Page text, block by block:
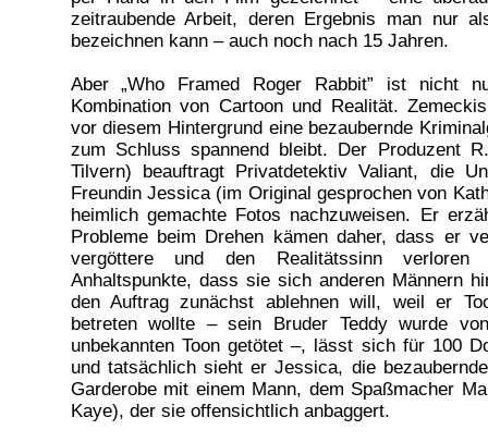
zeitraubende Arbeit, deren Ergebnis man nur
bezeichnen kann – auch noch nach 15 Jahren.
Aber „Who Framed Roger Rabbit” ist nicht
Kombination von Cartoon und Realität.
vor diesem Hintergrund eine bezaubernde
zum Schluss spannend bleibt. Der Produzent
Tilvern) beauftragt Privatdetektiv Valiant, die
Freundin Jessica (im Original gesprochen von
heimlich gemachte Fotos nachzuweisen. Er
Probleme beim Drehen kämen daher, dass er
vergöttere und den Realitätssinn
Anhaltspunkte, dass sie sich anderen Männern
den Auftrag zunächst ablehnen will, weil er
betreten wollte – sein Bruder Teddy wurde
unbekannten Toon getötet –, lässt sich für 100
und tatsächlich sieht er Jessica, die
Garderobe mit einem Mann, dem Spaßmacher
Kaye), der sie offensichtlich anbaggert.